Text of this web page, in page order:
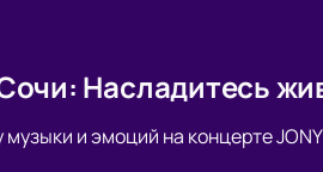
Насладитесь
и эмоций на концерте